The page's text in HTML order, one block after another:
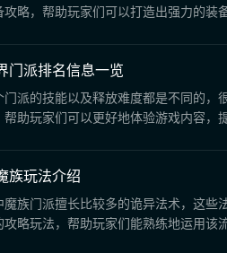
略，帮助玩家们可以打造出强力的
门派排名信息一览
派的技能以及释放难度都是不同的
助玩家们可以更好地体验游戏内容
族玩法介绍
族门派擅长比较多的诡异法术，这
略玩法，帮助玩家们能熟练地运用